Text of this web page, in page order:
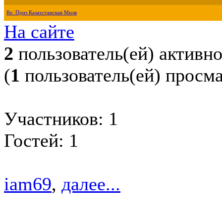
Re: Приз Казахстанская Миля
На сайте
2 пользователь(ей) активно
(1 пользователь(ей)
Участников: 1
Гостей: 1
iam69, далее...